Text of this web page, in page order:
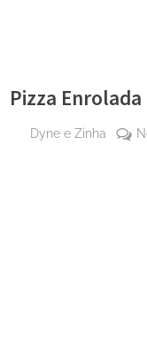
Pizza
By
Dyne e Zinha